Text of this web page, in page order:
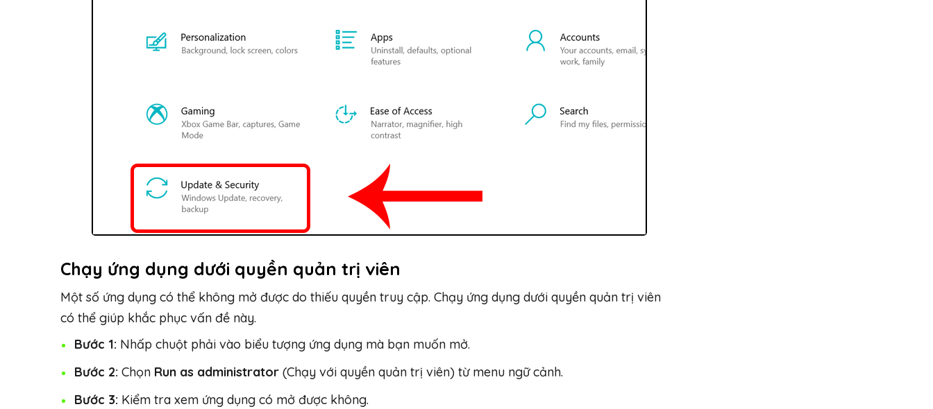
Chạy ứng dụng dưới quyền quản trị viên
Một số ứng dụng có thể không mở được do thiếu quyền truy cập. Chạy ứng dụng dưới quyền quản trị viên
có thể giúp khắc phục vấn đề này.
Bước 1: Nhấp chuột phải vào biểu tượng ứng dụng mà bạn muốn mở.
Bước 2: Chọn Run as administrator (Chạy với quyền quản trị viên) từ menu ngữ cảnh.
Bước 3: Kiểm tra xem ứng dụng có mở được không.